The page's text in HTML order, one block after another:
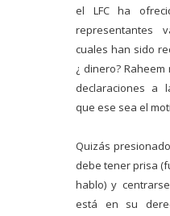
el LFC ha
representantes
cuales han sido
¿ dinero?
declaraciones a
que ese sea el
Quizás
debe tener prisa
hablo) y
está en su